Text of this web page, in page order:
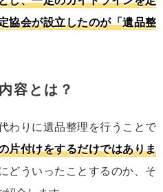
協会が設立したのが「遺品整
容とは？
わりに遺品整理を行うことで
片付けをするだけではありま
どういったことするのか、そ